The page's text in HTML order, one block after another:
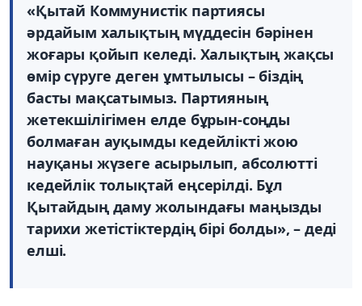
«Қытай Коммунистік партиясы
әрдайым халықтың мүддесін бәрінен
жоғары қойып келеді. Халықтың жақсы
өмір сүруге деген ұмтылысы – біздің
басты мақсатымыз. Партияның
жетекшілігімен елде бұрын-соңды
болмаған ауқымды кедейлікті жою
науқаны жүзеге асырылып, абсолютті
кедейлік толықтай еңсерілді. Бұл
Қытайдың даму жолындағы маңызды
тарихи жетістіктердің бірі болды», – деді
елші.